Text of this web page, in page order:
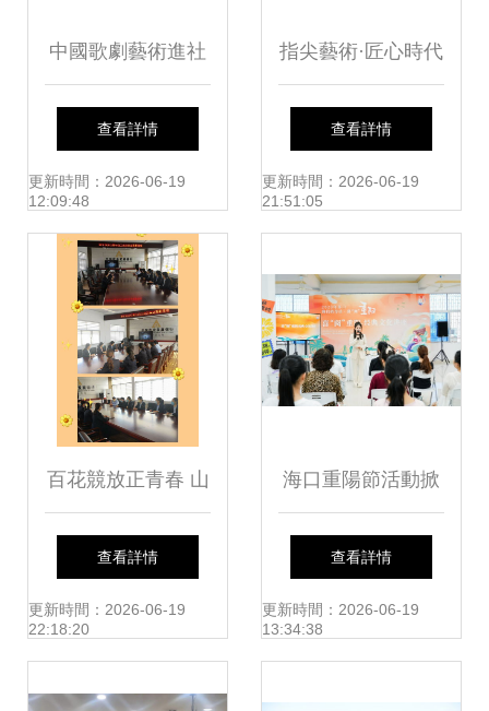
中國歌劇藝術進社
區 濟南今年組織近
2500場群眾文化活
動，促進文化藝術
交流
查看詳情
更新時間：2026-06-19
12:09:48
指尖藝術·匠心時代
查看詳情
更新時間：2026-06-19
21:51:05
百花競放正青春 山
東分行各級團組織
五四青年文化月活
查看詳情
更新時間：2026-06-19
22:18:20
海口重陽節活動掀
起傳統文化熱潮
查看詳情
更新時間：2026-06-19
13:34:38